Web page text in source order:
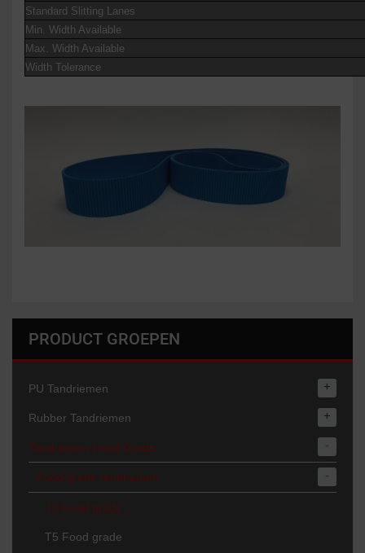
Standard Slitting Lanes
Min. Width Available
Max. Width Available
Width Tolerance
PRODUCT GROEPEN
PU Tandriemen +
Rubber Tandriemen +
Tandriemen Food Grade -
Food grade tandriemen -
T3 Food grade
T5 Food grade